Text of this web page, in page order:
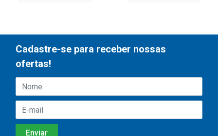
Cadastre-se para receber nossas
ofertas!